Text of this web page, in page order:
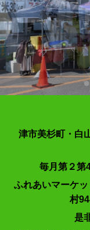
津市美杉町・白
毎月第２第
ふれあいマーケ
村
是